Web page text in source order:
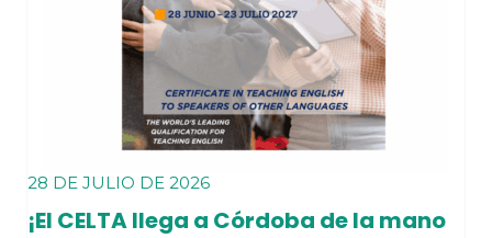
28 DE JULIO DE 2026
¡El CELTA llega a Córdoba de la mano